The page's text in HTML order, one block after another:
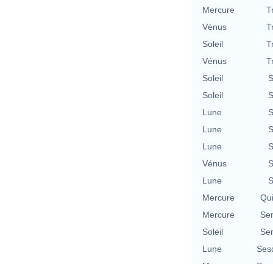
Mercure
Vénus
Soleil
Vénus
Soleil
Soleil
Lune
Lune
Lune
Vénus
Lune
Mercure
Mercure
Soleil
Lune